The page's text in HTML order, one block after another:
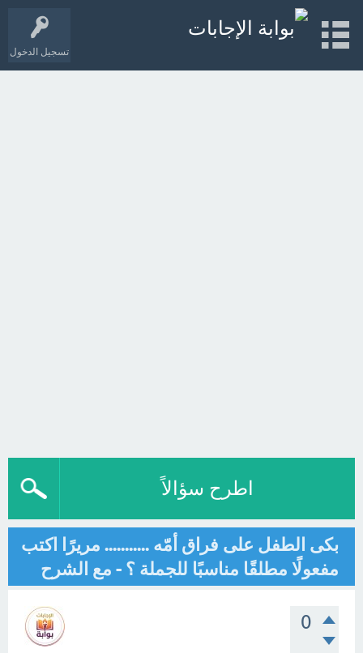
تسجيل الدخول
اطرح سؤالاً
بكى الطفل على فراق أمّه ........... مريرًا اكتب
مفعولًا مطلقًا مناسبًا للجملة ؟ - مع الشرح
0